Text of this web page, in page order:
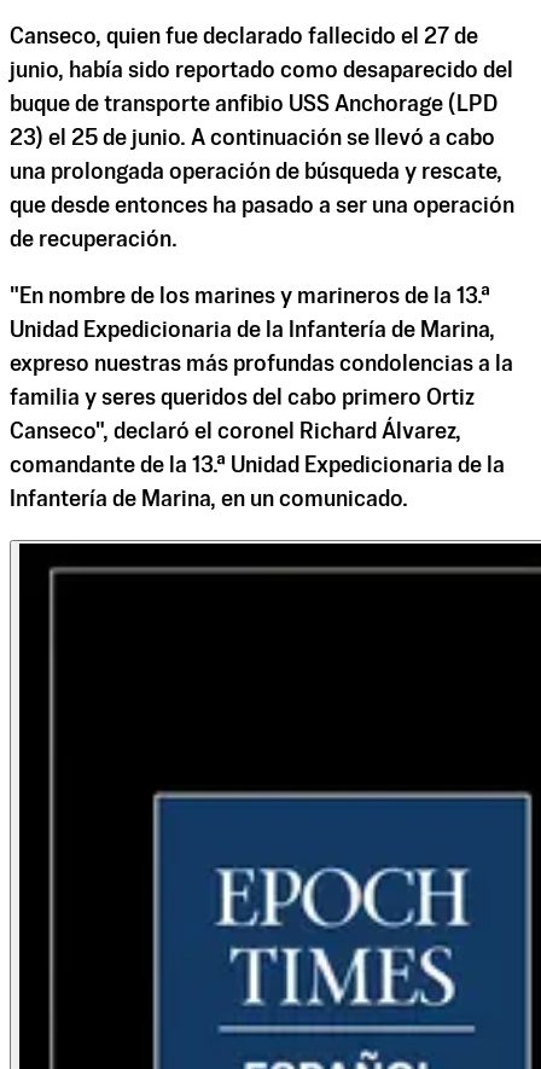
Canseco, quien fue declarado fallecido el 27 de
junio, había sido reportado como desaparecido del
buque de transporte anfibio USS Anchorage (LPD
23) el 25 de junio. A continuación se llevó a cabo
una prolongada operación de búsqueda y rescate,
que desde entonces ha pasado a ser una operación
de recuperación.
"En nombre de los marines y marineros de la 13.ª
Unidad Expedicionaria de la Infantería de Marina,
expreso nuestras más profundas condolencias a la
familia y seres queridos del cabo primero Ortiz
Canseco", declaró el coronel Richard Álvarez,
comandante de la 13.ª Unidad Expedicionaria de la
Infantería de Marina, en un comunicado.